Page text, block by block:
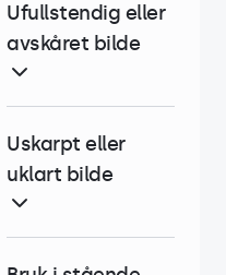
Ufullstendig eller
avskåret bilde
Uskarpt eller
uklart bilde